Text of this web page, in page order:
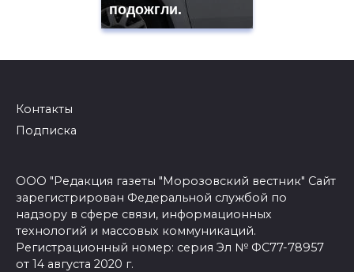
подожгли.
Контакты
Подписка
ООО "Редакция газеты "Морозовский вестник" Сайт
зарегистрирован Федеральной службой по
надзору в сфере связи, информационных
технологий и массовых коммуникаций.
Регистрационный номер: серия Эл № ФС77-78957
от 14 августа 2020 г.